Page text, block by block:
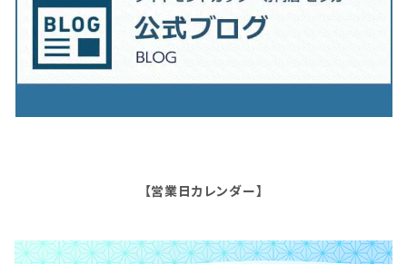
【営業日カレンダー】